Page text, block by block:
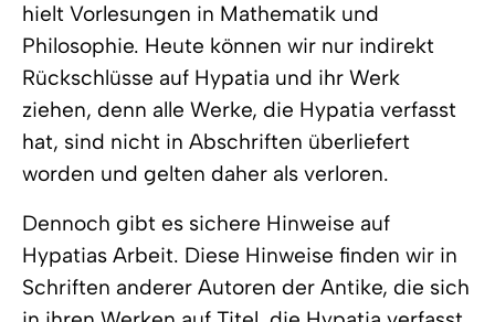
hielt Vorlesungen in Mathematik und
Philosophie. Heute können wir nur indirekt
Rückschlüsse auf Hypatia und ihr Werk
ziehen, denn alle Werke, die Hypatia verfasst
hat, sind nicht in Abschriften überliefert
worden und gelten daher als verloren.
Dennoch gibt es sichere Hinweise auf
Hypatias Arbeit. Diese Hinweise finden wir in
Schriften anderer Autoren der Antike, die sich